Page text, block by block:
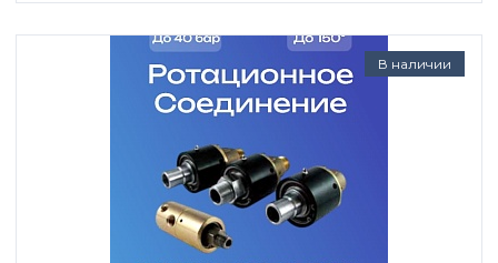
В наличии